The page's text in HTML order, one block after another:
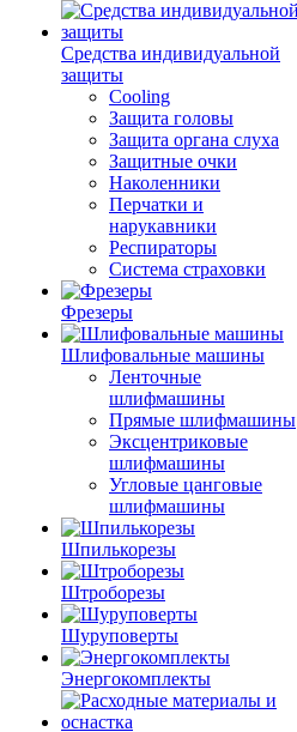
Средства индивидуальной
защиты
Cooling
Защита головы
Защита органа слуха
Защитные очки
Наколенники
Перчатки и
нарукавники
Респираторы
Система страховки
Фрезеры
Шлифовальные машины
Ленточные
шлифмашины
Прямые шлифмашины
Эксцентриковые
шлифмашины
Угловые цанговые
шлифмашины
Шпилькорезы
Штроборезы
Шуруповерты
Энергокомплекты